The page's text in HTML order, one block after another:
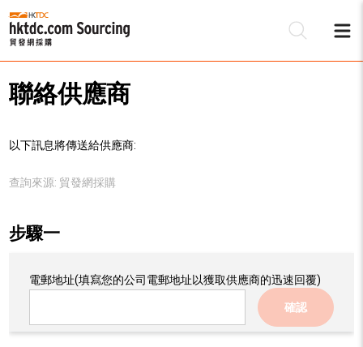
聯絡供應商
以下訊息將傳送給供應商:
查詢來源: 貿發網採購
步驟一
電郵地址(填寫您的公司電郵地址以獲取供應商的迅速回覆)
確認